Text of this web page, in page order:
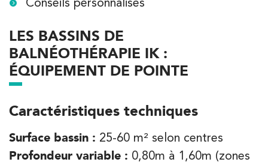
LES BASSINS DE
BALNÉOTHÉRAPIE IK :
ÉQUIPEMENT DE POINTE
Caractéristiques techniques
Surface bassin : 25-60 m² selon centres
Profondeur variable : 0,80m à 1,60m (zones